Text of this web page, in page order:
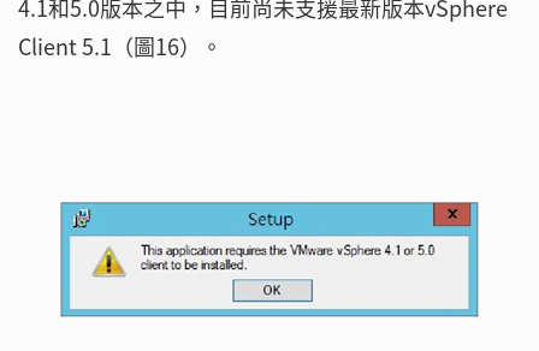
4.1和5.0版本之中，目前尚未支援最新版本vSphere
Client 5.1（圖16）。